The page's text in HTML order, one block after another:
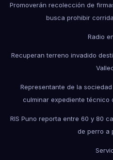
Promoverán recolección de
busca prohibir
Radio
Recuperan terreno invadido
Representante de la
culminar expediente técnico
RIS Puno reporta entre 60 y 80
de perro a